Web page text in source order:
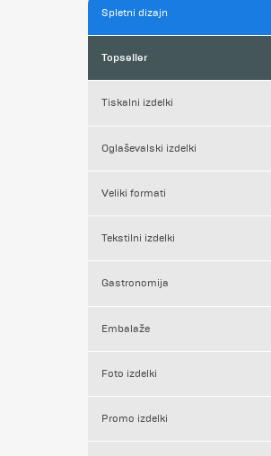
Spletni dizajn
Topseller
Tiskalni izdelki
Oglaševalski izdelki
Veliki formati
Tekstilni izdelki
Gastronomija
Embalaže
Foto izdelki
Promo izdelki